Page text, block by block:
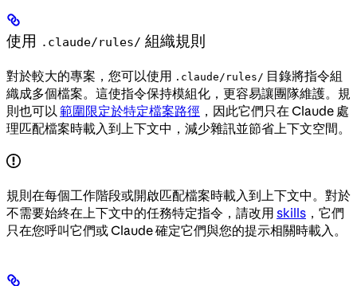
使用 .claude/rules/ 組織規則
對於較大的專案，您可以使用 .claude/rules/ 目錄將指令組
織成多個檔案。這使指令保持模組化，更容易讓團隊維護。規
則也可以 範圍限定於特定檔案路徑 ，因此它們只在 Claude 處
理匹配檔案時載入到上下文中，減少雜訊並節省上下文空間。
規則在每個工作階段或開啟匹配檔案時載入到上下文中。對於
不需要始終在上下文中的任務特定指令，請改用 skills ，它們
只在您呼叫它們或 Claude 確定它們與您的提示相關時載入。